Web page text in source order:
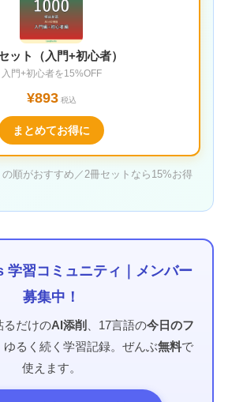
ット（入門+初心者）
入門+初心者を15%OFF
¥893税込
まとめてお得に
順がおすすめ／2冊セットなら15%お得
習コミュニティ｜メンバー
募集中！
るだけのAI添削 、17言語の今日のフ
ゆるく続く学習記録。ぜんぶ無料で
使えます。